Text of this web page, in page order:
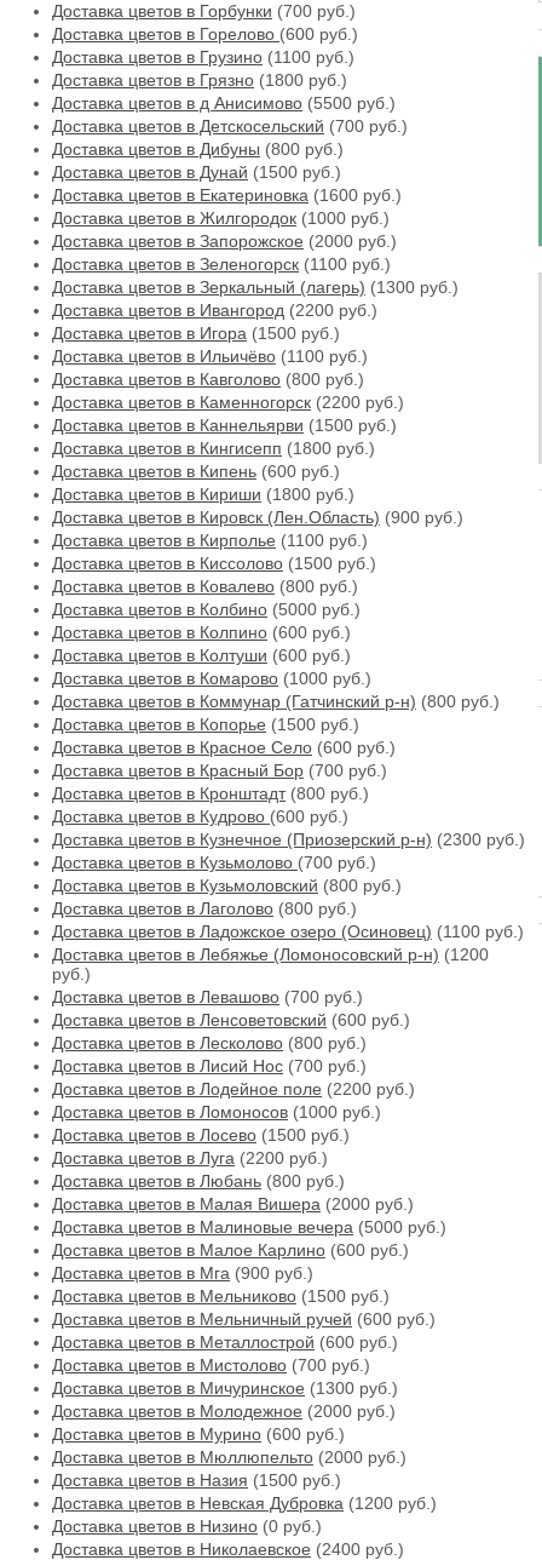
Доставка цветов в Горбунки (700 руб.)
Доставка цветов в Горелово (600 руб.)
Доставка цветов в Грузино (1100 руб.)
Доставка цветов в Грязно (1800 руб.)
Доставка цветов в д Анисимово (5500 руб.)
Доставка цветов в Детскосельский (700 руб.)
Доставка цветов в Дибуны (800 руб.)
Доставка цветов в Дунай (1500 руб.)
Доставка цветов в Екатериновка (1600 руб.)
Доставка цветов в Жилгородок (1000 руб.)
Доставка цветов в Запорожское (2000 руб.)
Доставка цветов в Зеленогорск (1100 руб.)
Доставка цветов в Зеркальный (лагерь) (1300 руб.)
Доставка цветов в Ивангород (2200 руб.)
Доставка цветов в Игора (1500 руб.)
Доставка цветов в Ильичёво (1100 руб.)
Доставка цветов в Кавголово (800 руб.)
Доставка цветов в Каменногорск (2200 руб.)
Доставка цветов в Каннельярви (1500 руб.)
Доставка цветов в Кингисепп (1800 руб.)
Доставка цветов в Кипень (600 руб.)
Доставка цветов в Кириши (1800 руб.)
Доставка цветов в Кировск (Лен.Область) (900 руб.)
Доставка цветов в Кирполье (1100 руб.)
Доставка цветов в Киссолово (1500 руб.)
Доставка цветов в Ковалево (800 руб.)
Доставка цветов в Колбино (5000 руб.)
Доставка цветов в Колпино (600 руб.)
Доставка цветов в Колтуши (600 руб.)
Доставка цветов в Комарово (1000 руб.)
Доставка цветов в Коммунар (Гатчинский р-н) (800 руб.)
Доставка цветов в Копорье (1500 руб.)
Доставка цветов в Красное Село (600 руб.)
Доставка цветов в Красный Бор (700 руб.)
Доставка цветов в Кронштадт(800 руб.)
Доставка цветов в Кудрово (600 руб.)
Доставка цветов в Кузнечное (Приозерский р-н) (2300 руб.)
Доставка цветов в Кузьмолово (700 руб.)
Доставка цветов в Кузьмоловский (800 руб.)
Доставка цветов в Лаголово (800 руб.)
Доставка цветов в Ладожское озеро (Осиновец) (1100 руб.)
Доставка цветов в Лебяжье (Ломоносовский р-н) (1200
руб.)
Доставка цветов в Левашово (700 руб.)
Доставка цветов в Ленсоветовский (600 руб.)
Доставка цветов в Лесколово (800 руб.)
Доставка цветов в Лисий Нос (700 руб.)
Доставка цветов в Лодейное поле (2200 руб.)
Доставка цветов в Ломоносов (1000 руб.)
Доставка цветов в Лосево (1500 руб.)
Доставка цветов в Луга (2200 руб.)
Доставка цветов в Любань (800 руб.)
Доставка цветов в Малая Вишера (2000 руб.)
Доставка цветов в Малиновые вечера (5000 руб.)
Доставка цветов в Малое Карлино (600 руб.)
Доставка цветов в Мга (900 руб.)
Доставка цветов в Мельниково (1500 руб.)
Доставка цветов в Мельничный ручей (600 руб.)
Доставка цветов в Металлострой (600 руб.)
Доставка цветов в Мистолово (700 руб.)
Доставка цветов в Мичуринское (1300 руб.)
Доставка цветов в Молодежное (2000 руб.)
Доставка цветов в Мурино (600 руб.)
Доставка цветов в Мюллюпельто (2000 руб.)
Доставка цветов в Назия (1500 руб.)
Доставка цветов в Невская Дубровка (1200 руб.)
Доставка цветов в Низино (0 руб.)
Доставка цветов в Николаевское (2400 руб.)